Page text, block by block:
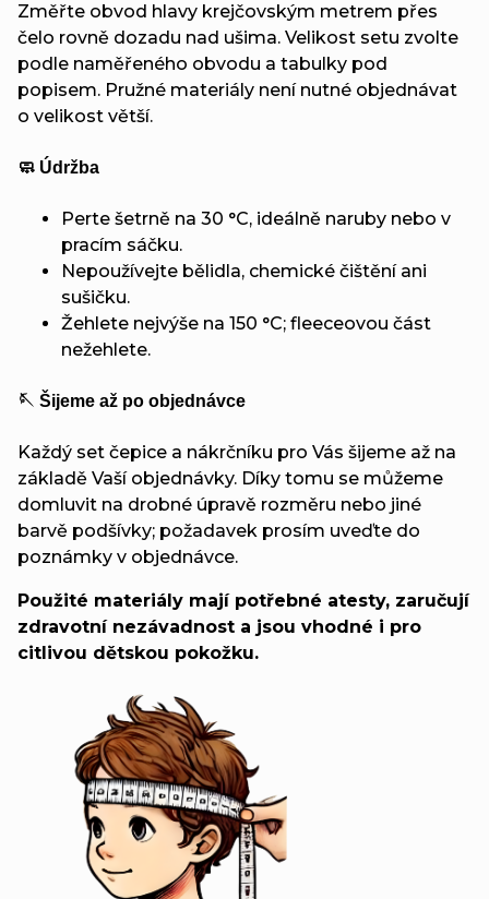
Změřte obvod hlavy krejčovským metrem přes
čelo rovně dozadu nad ušima. Velikost setu zvolte
podle naměřeného obvodu a tabulky pod
popisem. Pružné materiály není nutné objednávat
o velikost větší.
🧼 Údržba
Perte šetrně na 30 °C, ideálně naruby nebo v
pracím sáčku.
Nepoužívejte bělidla, chemické čištění ani
sušičku.
Žehlete nejvýše na 150 °C; fleeceovou část
nežehlete.
🪡 Šijeme až po objednávce
Každý set čepice a nákrčníku pro Vás šijeme až na
základě Vaší objednávky. Díky tomu se můžeme
domluvit na drobné úpravě rozměru nebo jiné
barvě podšívky; požadavek prosím uveďte do
poznámky v objednávce.
Použité materiály mají potřebné atesty, zaručují
zdravotní nezávadnost a jsou vhodné i pro
citlivou dětskou pokožku.